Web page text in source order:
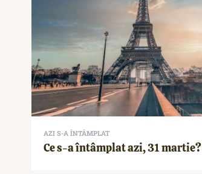
AZI S-A ÎNTÂMPLAT
Ce s-a întâmplat azi, 31 martie?